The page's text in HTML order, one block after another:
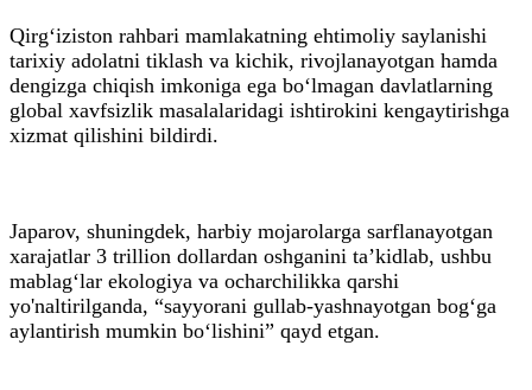
Qirg‘iziston rahbari mamlakatning ehtimoliy saylanishi
tarixiy adolatni tiklash va kichik, rivojlanayotgan hamda
dengizga chiqish imkoniga ega bo‘lmagan davlatlarning
global xavfsizlik masalalaridagi ishtirokini kengaytirishga
xizmat qilishini bildirdi.
Japarov, shuningdek, harbiy mojarolarga sarflanayotgan
xarajatlar 3 trillion dollardan oshganini ta’kidlab, ushbu
mablag‘lar ekologiya va ocharchilikka qarshi
yo'naltirilganda, “sayyorani gullab-yashnayotgan bog‘ga
aylantirish mumkin bo‘lishini” qayd etgan.